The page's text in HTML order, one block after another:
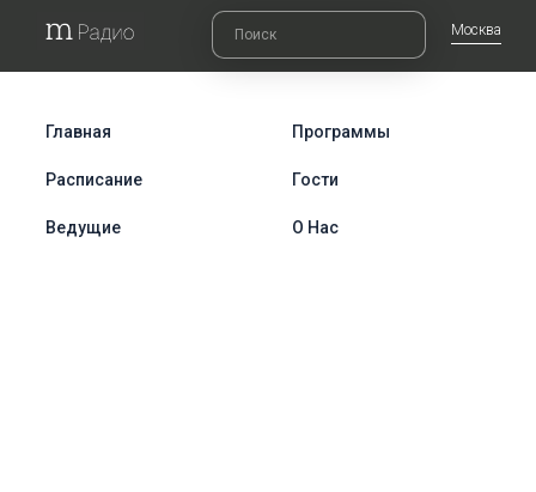
Москва
Главная Программы
Расписание Гости
Ведущие О Нас